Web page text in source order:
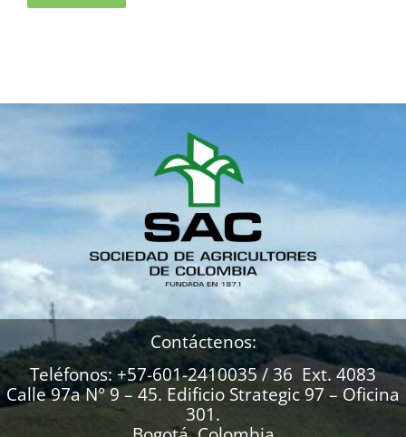
Contáctenos:
Teléfonos: +57-601-2410035 / 36 Ext. 4083
Calle 97a N° 9 – 45. Edificio Strategic 97 – Oficina
301.